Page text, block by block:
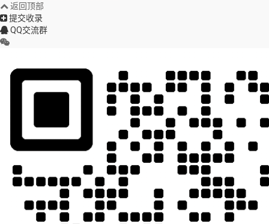
返回顶部
提交收录
QQ交流群